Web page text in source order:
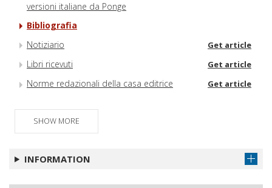
versioni italiane da Ponge
Bibliografia
Notiziario
Get article
Libri ricevuti Get article
Norme redazionali della casa editrice Get article
SHOW MORE
INFORMATION